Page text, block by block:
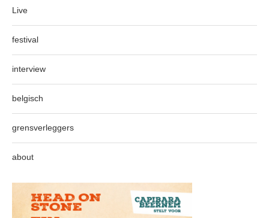
Live
festival
interview
belgisch
grensverleggers
about